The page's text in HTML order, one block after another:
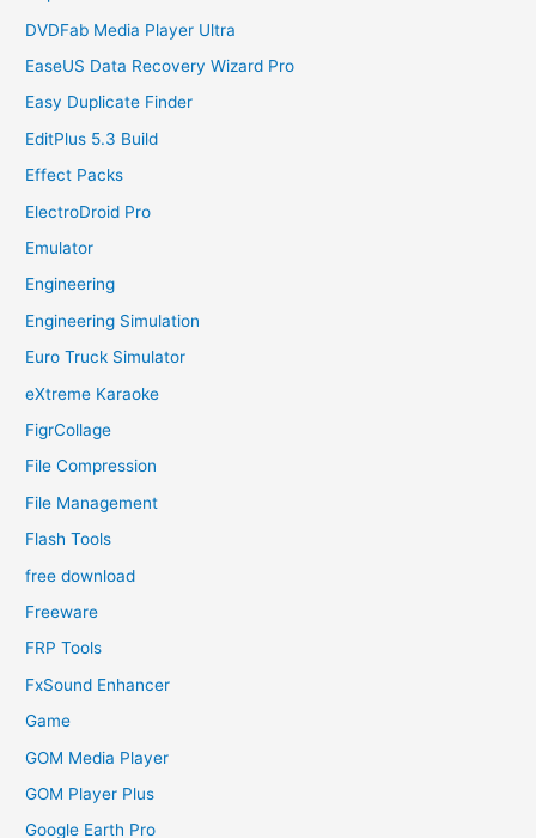
DVDFab Media Player Ultra
EaseUS Data Recovery Wizard Pro
Easy Duplicate Finder
EditPlus 5.3 Build
Effect Packs
ElectroDroid Pro
Emulator
Engineering
Engineering Simulation
Euro Truck Simulator
eXtreme Karaoke
FigrCollage
File Compression
File Management
Flash Tools
free download
Freeware
FRP Tools
FxSound Enhancer
Game
GOM Media Player
GOM Player Plus
Google Earth Pro